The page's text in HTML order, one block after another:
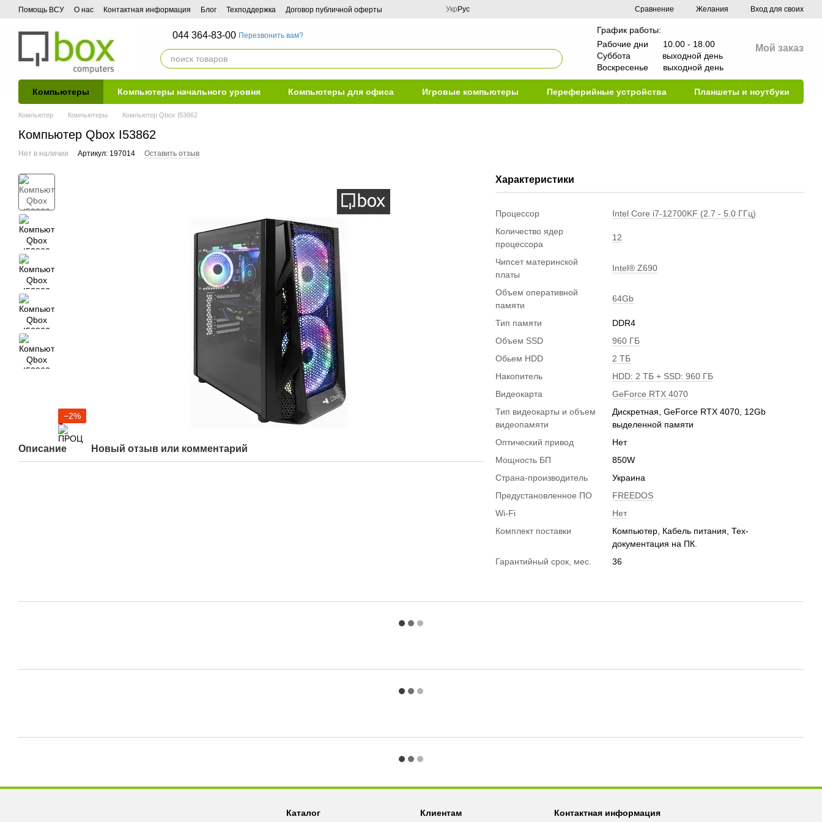
Перейти к основному контенту
Помощь ВСУ О нас Контактная информация Блог Техподдержка Договор публичной оферты Укр Рус Сравнение Желания Вход для своих
044 364-83-00 Перезвонить вам?
График работы:
Рабочие дни 10.00 - 18.00
Суббота выходной день
Воскресенье выходной день
Мой заказ
Компьютеры Компьютеры начального уровня Компьютеры для офиса Игровые компьютеры Переферийные устройства Планшеты и ноутбуки
Компьютер Компьютеры Компьютер Qbox I53862
Компьютер Qbox I53862
Нет в наличии Артикул: 197014 Оставить отзыв
−2%
Описание Новый отзыв или комментарий
Характеристики
Процессор
Intel Core i7-12700KF (2.7 - 5.0 ГГц)
Количество ядер
процессора
12
Чипсет материнской
платы
Intel® Z690
Объем оперативной
памяти
64Gb
Тип памяти
DDR4
Объем SSD
960 ГБ
Обьем HDD
2 ТБ
Накопитель
HDD: 2 ТБ + SSD: 960 ГБ
Видеокарта
GeForce RTX 4070
Тип видеокарты и объем
видеопамяти
Дискретная, GeForce RTX 4070, 12Gb
выделенной памяти
Оптический привод
Нет
Мощность БП
850W
Страна-производитель
Украина
Предустановленное ПО
FREEDOS
Wi-Fi
Нет
Комплект поставки
Компьютер, Кабель питания, Тех-
документация на ПК.
Гарантийный срок, мес.
36
Каталог Клиентам Контактная информация